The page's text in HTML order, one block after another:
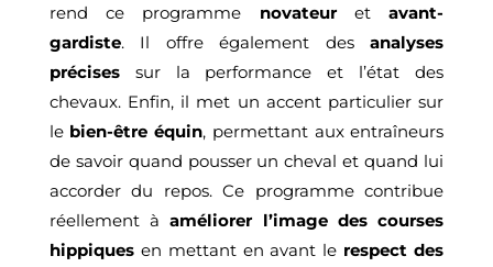
rend ce programme novateuretavant-
gardiste. Il offre également desanalyses
précisessur la performance et l’état des
chevaux. Enfin, il met un accent particulier sur
le bien-être équin, permettant aux entraîneurs
de savoir quand pousser un cheval et quand lui
accorder du repos. Ce programme contribue
réellement àaméliorer l’image des courses
hippiquesen mettant en avant le respect des